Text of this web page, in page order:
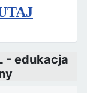
- edukacja